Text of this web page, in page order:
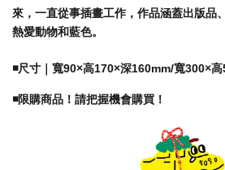
來，一直從事插畫工作，作品涵蓋出版品
熱愛動物和藍色。
◾️尺寸｜ 寬90×高170×深160mm/寬300×高
◾️限購商品！請把握機會購買！